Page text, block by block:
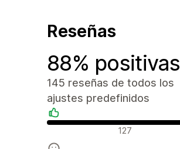
Reseñas
88% positivas
145 reseñas de todos los
ajustes predefinidos
Reseñas positivas127